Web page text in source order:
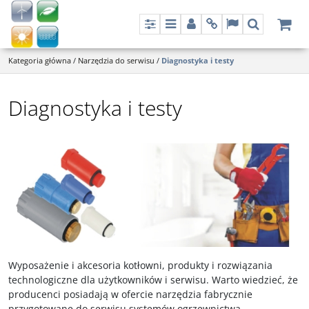
PanelMenuPanelInfoLangSzukaj
Kategoria główna / Narzędzia do serwisu / Diagnostyka i testy
Diagnostyka i testy
Wyposażenie i akcesoria kotłowni, produkty i rozwiązania
technologiczne dla użytkowników i serwisu. Warto wiedzieć, że
producenci posiadają w ofercie narzędzia fabrycznie